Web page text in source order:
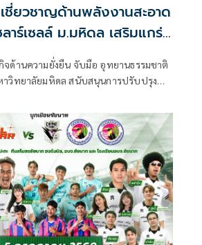
ชี่ยวชาญด้านพลังงานสะอาด
าร์เซลล์ ม.มหิดล เสริมแกร่ง
'Nature-based
ร้อมหนุนศักยภาพเด็กกลุ่ม
จด้านความยั่งยืน จับมือ อุทยานธรรมชาติ
าวิทยาลัยมหิดล สนับสนุนการปรับปรุง
านบาท เพื่อส่งเสริมการใช้พลังงาน
ฯ มุ่งยกระดับงานวิจัยด้านสมุนไพรไทยสู่
ละสร้างโอกาสทางการเรียนรู้ให้กับกลุ่ม
งและประชาชนทั่วไป